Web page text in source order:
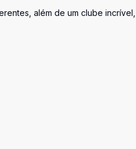
além de um clube incrível,